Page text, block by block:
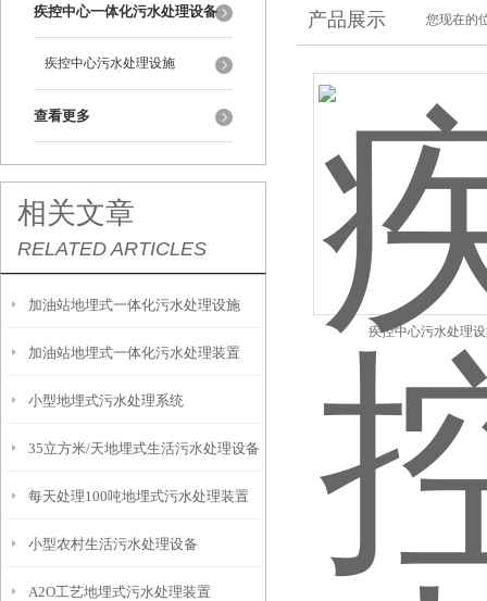
疾控中心一体化污水处理设备
疾控中心污水处理设施
查看更多
相关文章
RELATED ARTICLES
加油站地埋式一体化污水处理设施
加油站地埋式一体化污水处理装置
小型地埋式污水处理系统
35立方米/天地埋式生活污水处理设备
每天处理100吨地埋式污水处理装置
小型农村生活污水处理设备
A2O工艺地埋式污水处理装置
产品展示 您现在的
疾控中心污水处理